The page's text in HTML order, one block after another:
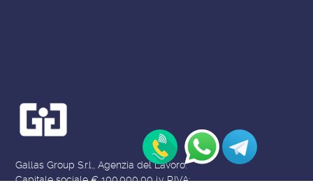
Gallas Group S.r.l., Agenzia del Lavoro.
Capitale sociale € 100.000,00 i.v. P.IVA: